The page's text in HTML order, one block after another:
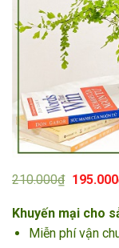
210.000₫ Giá
là:
195.000
Khuyến mại cho
Miễn phí vận